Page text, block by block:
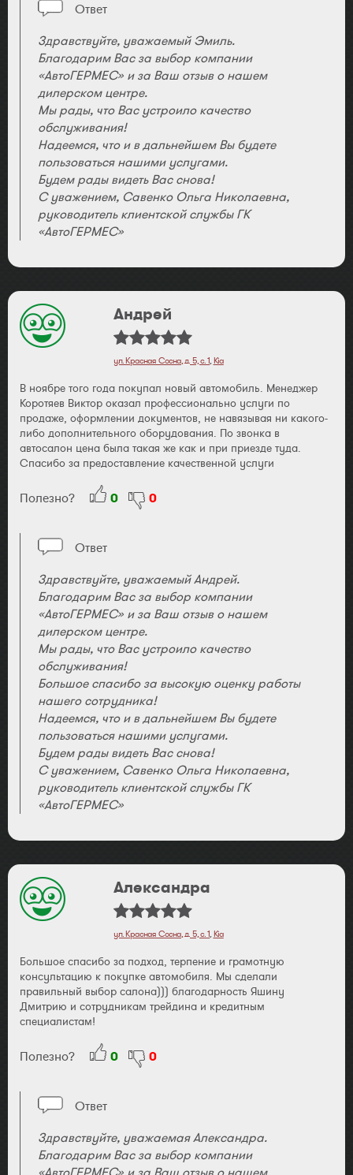
Ответ
Здравствуйте, уважаемый Эмиль.
Благодарим Вас за выбор компании
«АвтоГЕРМЕС» и за Ваш отзыв о нашем
дилерском центре.
Мы рады, что Вас устроило качество
обслуживания!
Надеемся, что и в дальнейшем Вы будете
пользоваться нашими услугами.
Будем рады видеть Вас снова!
С уважением, Савенко Ольга Николаевна,
руководитель клиентской службы ГК
«АвтоГЕРМЕС»
Андрей
ул. Красная Сосна, д. 5, с. 1,Kia
В ноябре того года покупал новый автомобиль. Менеджер
Коротяев Виктор оказал профессионально услуги по
продаже, оформлении документов, не навязывая ни какого-
либо дополнительного оборудования. По звонка в
автосалон цена была такая же как и при приезде туда.
Спасибо за предоставление качественной услуги
Полезно? 0 0
Ответ
Здравствуйте, уважаемый Андрей.
Благодарим Вас за выбор компании
«АвтоГЕРМЕС» и за Ваш отзыв о нашем
дилерском центре.
Мы рады, что Вас устроило качество
обслуживания!
Большое спасибо за высокую оценку работы
нашего сотрудника!
Надеемся, что и в дальнейшем Вы будете
пользоваться нашими услугами.
Будем рады видеть Вас снова!
С уважением, Савенко Ольга Николаевна,
руководитель клиентской службы ГК
«АвтоГЕРМЕС»
Александра
ул. Красная Сосна, д. 5, с. 1,Kia
Большое спасибо за подход, терпение и грамотную
консультацию к покупке автомобиля. Мы сделали
правильный выбор салона))) благодарность Яшину
Дмитрию и сотрудникам трейдина и кредитным
специалистам!
Полезно? 0 0
Ответ
Здравствуйте, уважаемая Александра.
Благодарим Вас за выбор компании